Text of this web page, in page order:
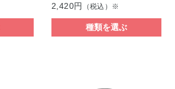
2,420円 （税込）※
種類を選ぶ